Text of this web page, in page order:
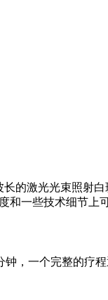
的激光光束照射
和一些技术细节上
，一个完整的疗